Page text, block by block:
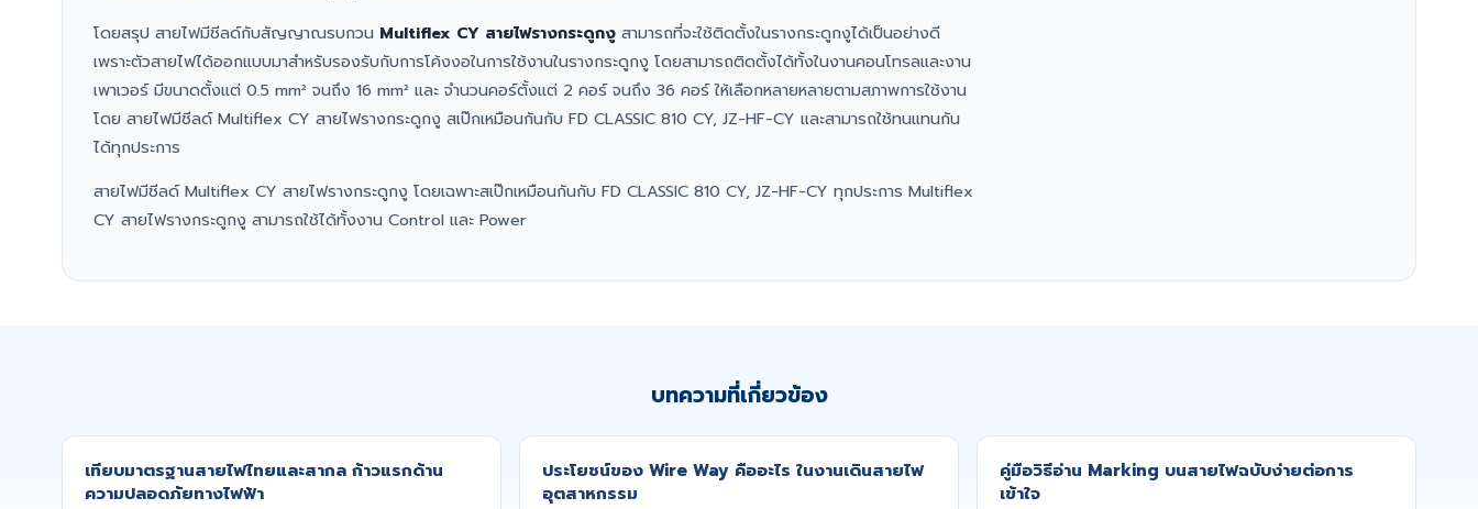
โดยสรุป สายไฟมีชีลด์กับสัญญาณรบกวน Multiflex CY สายไฟรางกระดูกงู สามารถที่จะใช้ติดตั้งในรางกระดูกงูได้เป็นอย่างดี
เพราะตัวสายไฟได้ออกแบบมาสำหรับรองรับกับการโค้งงอในการใช้งานในรางกระดูกงู โดยสามารถติดตั้งได้ทั้งในงานคอนโทรลและงาน
เพาเวอร์ มีขนาดตั้งแต่ 0.5 mm² จนถึง 16 mm² และ จำนวนคอร์ตั้งแต่ 2 คอร์ จนถึง 36 คอร์ ให้เลือกหลายหลายตามสภาพการใช้งาน
โดย สายไฟมีชีลด์ Multiflex CY สายไฟรางกระดูกงู สเป๊กเหมือนกันกับ FD CLASSIC 810 CY, JZ-HF-CY และสามารถใช้ทนแทนกัน
ได้ทุกประการ
สายไฟมีชีลด์ Multiflex CY สายไฟรางกระดูกงู โดยเฉพาะสเป๊กเหมือนกันกับ FD CLASSIC 810 CY, JZ-HF-CY ทุกประการ Multiflex
CY สายไฟรางกระดูกงู สามารถใช้ได้ทั้งงาน Control และ Power
บทความที่เกี่ยวข้อง
เทียบมาตรฐานสายไฟไทยและสากล ก้าวแรกด้าน
ความปลอดภัยทางไฟฟ้า
ประโยชน์ของ Wire Way คืออะไร ในงานเดินสายไฟ
อุตสาหกรรม
คู่มือวิธีอ่าน Marking บนสายไฟฉบับง่ายต่อการ
เข้าใจ